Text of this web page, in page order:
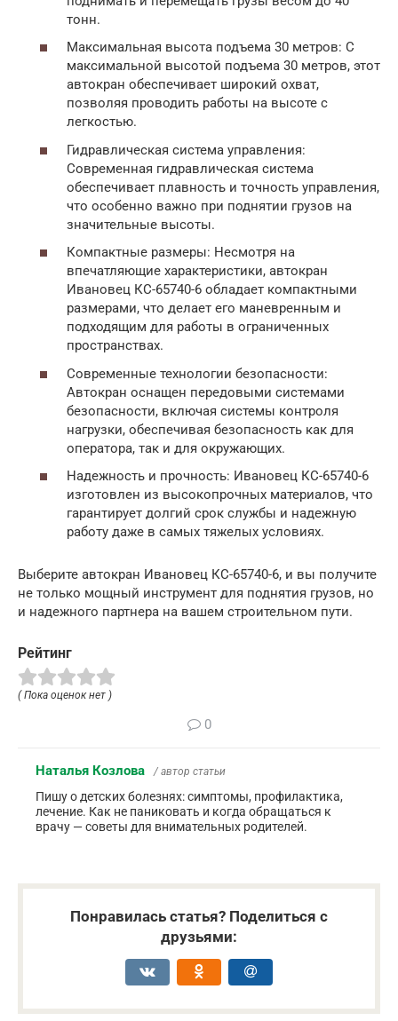
тонн.
Максимальная высота подъема 30 метров: С
максимальной высотой подъема 30 метров, этот
автокран обеспечивает широкий охват,
позволяя проводить работы на высоте с
легкостью.
Гидравлическая система управления:
Современная гидравлическая система
обеспечивает плавность и точность управления,
что особенно важно при поднятии грузов на
значительные высоты.
Компактные размеры: Несмотря на
впечатляющие характеристики, автокран
Ивановец КС-65740-6 обладает компактными
размерами, что делает его маневренным и
подходящим для работы в ограниченных
пространствах.
Современные технологии безопасности:
Автокран оснащен передовыми системами
безопасности, включая системы контроля
нагрузки, обеспечивая безопасность как для
оператора, так и для окружающих.
Надежность и прочность: Ивановец КС-65740-6
изготовлен из высокопрочных материалов, что
гарантирует долгий срок службы и надежную
работу даже в самых тяжелых условиях.
Выберите автокран Ивановец КС-65740-6, и вы получите
не только мощный инструмент для поднятия грузов, но
и надежного партнера на вашем строительном пути.
Рейтинг
( Пока оценок нет )
0
Наталья Козлова / автор статьи
Пишу о детских болезнях: симптомы, профилактика,
лечение. Как не паниковать и когда обращаться к
врачу — советы для внимательных родителей.
Понравилась статья? Поделиться с
друзьями: